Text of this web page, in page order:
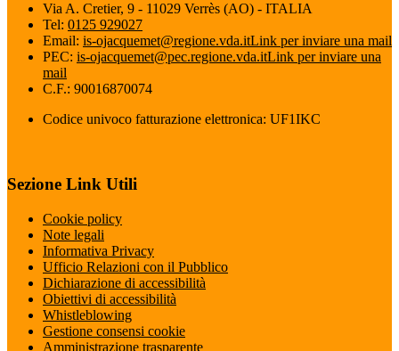
Via A. Cretier, 9 - 11029 Verrès (AO) - ITALIA
Tel: 0125 929027
Email: is-ojacquemet@regione.vda.itLink per inviare una mail
PEC: is-ojacquemet@pec.regione.vda.itLink per inviare una
mail
C.F.: 90016870074
Codice univoco fatturazione elettronica: UF1IKC
Sezione Link Utili
Cookie policy
Note legali
Informativa Privacy
Ufficio Relazioni con il Pubblico
Dichiarazione di accessibilità
Obiettivi di accessibilità
Whistleblowing
Gestione consensi cookie
Amministrazione trasparente